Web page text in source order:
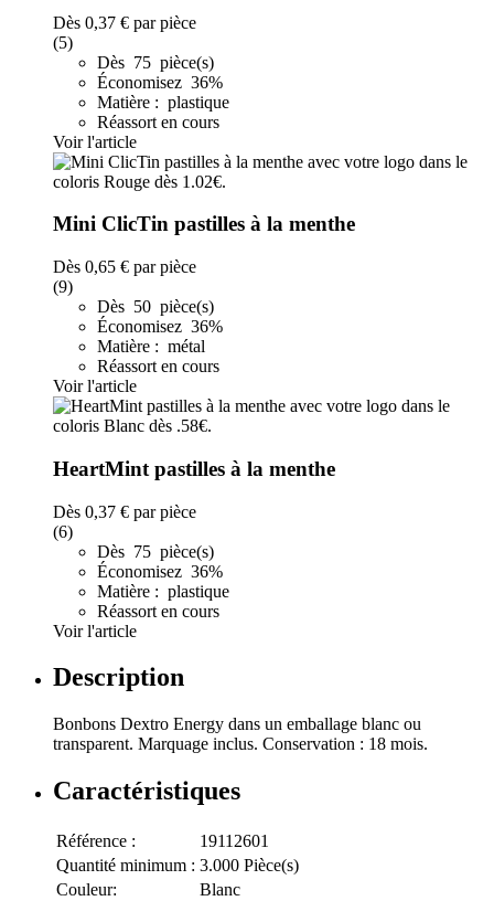
Dès 0,37 € par pièce
(5)
Dès 75 pièce(s)
Économisez 36%
Matière : plastique
Réassort en cours
Voir l'article
Mini ClicTin pastilles à la menthe
Dès 0,65 € par pièce
(9)
Dès 50 pièce(s)
Économisez 36%
Matière : métal
Réassort en cours
Voir l'article
HeartMint pastilles à la menthe
Dès 0,37 € par pièce
(6)
Dès 75 pièce(s)
Économisez 36%
Matière : plastique
Réassort en cours
Voir l'article
Description
Bonbons Dextro Energy dans un emballage blanc ou
transparent. Marquage inclus. Conservation : 18 mois.
Caractéristiques
Référence :
19112601
Quantité minimum : 3.000 Pièce(s)
Couleur:
Blanc